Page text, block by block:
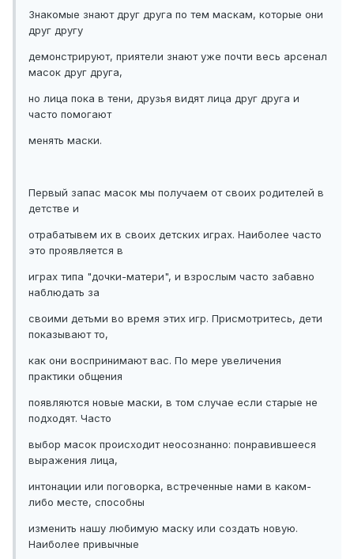
Знакомые знают друг друга по тем маскам, которые они
друг другу
демонстрируют, приятели знают уже почти весь арсенал
масок друг друга,
но лица пока в тени, друзья видят лица друг друга и
часто помогают
менять маски.
Первый запас масок мы получаем от своих родителей в
детстве и
отрабатывем их в своих детских играх. Наиболее часто
это проявляется в
играх типа "дочки-матери", и взрослым часто забавно
наблюдать за
своими детьми во время этих игр. Присмотритесь, дети
показывают то,
как они воспринимают вас. По мере увеличения
практики общения
появляются новые маски, в том случае если старые не
подходят. Часто
выбор масок происходит неосознанно: понравившееся
выражения лица,
интонации или поговорка, встреченные нами в каком-
либо месте, способны
изменить нашу любимую маску или создать новую.
Наиболее привычные